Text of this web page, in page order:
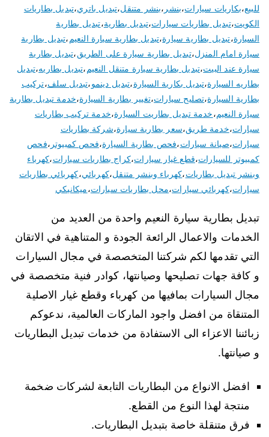
للبيع،بكاريات سيارات،بنشر ،بنشر متنقل،تبديل باتري،تبديل بطاريات
الكويت،تبديل بطاريات سيارات،تبديل بطارية،تبديل بطارية
السيارة،تبديل بطارية سيارة،تبديل بطارية سيارة النعيم،تبديل بطارية
سيارة امام المنزل،تبديل بطارية سيارة على الطريق،تبديل بطارية
سيارة عند البيت،تبديل بطارية سيارة متنقل النعيم،تبديل بطاريه،تبديل
بطاريه السيارة،تبديل بكارية السيارة،تبديل دينمو،تبديل سلف،تركيب
بطارية السيارة،تصليح سيارات،تغيير بطارية السيارة،خدمة تبديل بطارية
سيارة النعيم،خدمة تبديل بطاريت السيارة،خدمة تركيب بطاريات
سيارات،خدمة طريق،سعر بطارية سيارة،شركة بطاريات
سيارات،صيانة سيارات،فحص بطارية السيارة،فحص كمبيوتر ،فحص
كمبيوتر للسيارات،قطع غيار سيارات،كراج بطاريات سيارات،كهرباء
وبنشر تبديل بطاريات،كهرباء وبنشر متنقل،كهربائي،كهربائي بطاريات
سيارات،كهربائي سيارات،محل بطاريات سيارات،ميكانيكي
تبديل بطارية سيارة النعيم واحدة من العديد من
الخدمات والاعمال الرائعة الجودة و المتناهية في الاتقان
التي تقدمها لكم شركتنا المتخصصة في مجال السيارات
و كافة جهات تصليحها وصيانتها، كوادر فنية متخصصة في
مجال السيارات بمافيها من كهرباء وقطع غيار الاصلية
المتنقاة من افضل واجود الماركات العالمية، ندعوكم
زبائننا الاعزاء الى الاستفادة من خدمات تبديل البطاريات
و صيانتها.
افضل الانواع من البطاريات التابعة لشركات ضخمة
منتجة لهذا النوع من القطع.
فرق متنقلة خاصة بتبديل البطاريات.